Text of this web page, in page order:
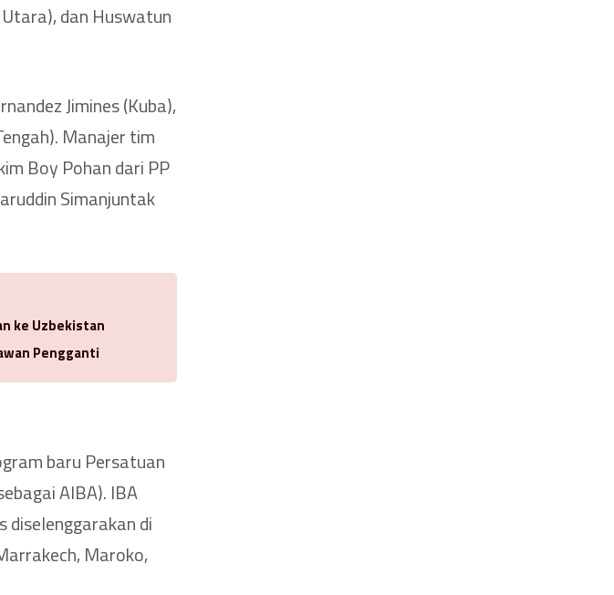
dan Huswatun
Jimines (Kuba),
Manajer tim
Boy Pohan dari PP
Simanjuntak
ke Uzbekistan
Pengganti
baru Persatuan
AIBA). IBA
diselenggarakan di
Maroko,